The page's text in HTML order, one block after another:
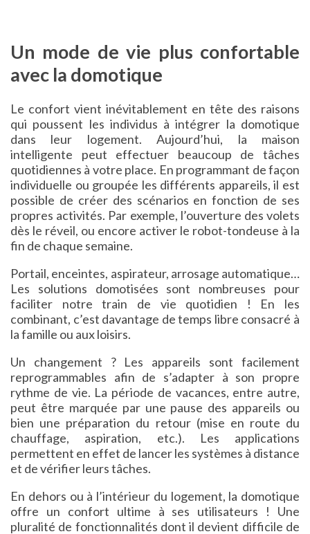
Un mode de vie plus confortable
avec la domotique
Le confort vient inévitablement en tête des raisons
qui poussent les individus à intégrer la domotique
dans leur logement. Aujourd’hui, la maison
intelligente peut effectuer beaucoup de tâches
quotidiennes à votre place. En programmant de façon
individuelle ou groupée les différents appareils, il est
possible de créer des scénarios en fonction de ses
propres activités. Par exemple, l’ouverture des volets
dès le réveil, ou encore activer le robot-tondeuse à la
fin de chaque semaine.
Portail, enceintes, aspirateur, arrosage automatique…
Les solutions domotisées sont nombreuses pour
faciliter notre train de vie quotidien ! En les
combinant, c’est davantage de temps libre consacré à
la famille ou aux loisirs.
Un changement ? Les appareils sont facilement
reprogrammables afin de s’adapter à son propre
rythme de vie. La période de vacances, entre autre,
peut être marquée par une pause des appareils ou
bien une préparation du retour (mise en route du
chauffage, aspiration, etc.). Les applications
permettent en effet de lancer les systèmes à distance
et de vérifier leurs tâches.
En dehors ou à l’intérieur du logement, la domotique
offre un confort ultime à ses utilisateurs ! Une
pluralité de fonctionnalités dont il devient difficile de